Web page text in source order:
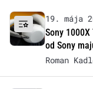
19. mája
Sony
od Sony
Roman